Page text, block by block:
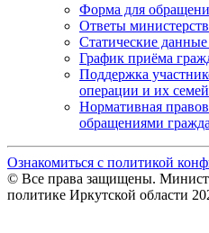
Форма для
Ответы
Статические
График приёма
Поддержка
операции и их семей
Нормативная
обращениями
Ознакомиться с политикой
© Все права защищены.
политике Иркутской области